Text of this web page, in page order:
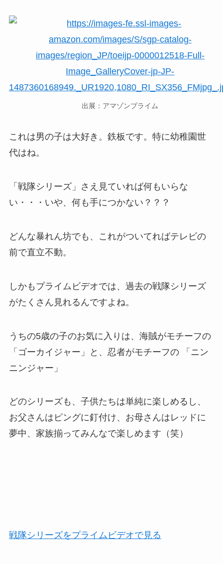
出展：アマゾンプライム
これは男の子は大好き。鉄板です。特に幼稚園世
代はね。
「戦隊シリーズ」さえ見ていれば何もいらな
い・・・いや、何も手につかない？？？
どんな暴れん坊でも、これがついてればテレビの
前で直立不動。
しかもプライムビデオでは、過去の戦隊シリーズ
がたくさん見れるんですよね。
うちの5歳の子のお気に入りは、海賊がモチーフの
「ゴーカイジャー」と、忍者がモチーフの 「ニン
ニンジャー」
どのシリーズも、子供たちは単純に楽しめるし、
お父さんはピングに釘付け、お母さんはレッドに
夢中、家族揃ってみんなで楽しめます（笑）
戦隊シリーズをプライムビデオで見る